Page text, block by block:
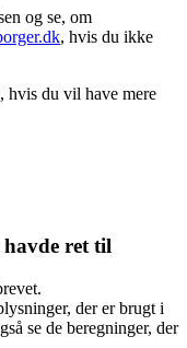
og se, om
, hvis du ikke
hvis du vil have mere
ret til
der er brugt i
se de beregninger, der